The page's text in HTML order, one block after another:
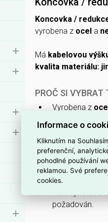
Koncovka /
vyrobena z ocel a
Má kabelovou
kvalita materiálu:
PROČ SI VYBRAT
Vyrobena z
Určena pro
Dodávána v
není potřeba
S velkou šířkou
Není
požadován.
Informace o
Kliknutím na
preferenční,
pohodlné používání
reklamou. Své
cookies.